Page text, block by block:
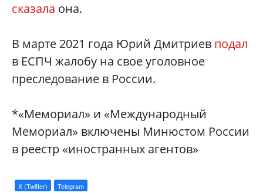
сказала она.
В марте 2021 года Юрий Дмитриев подал
в ЕСПЧ жалобу на свое уголовное
преследование в России.
*«Мемориал» и «Международный
Мемориал» включены Минюстом России
в реестр «иностранных агентов»
X (Twitter) Telegram